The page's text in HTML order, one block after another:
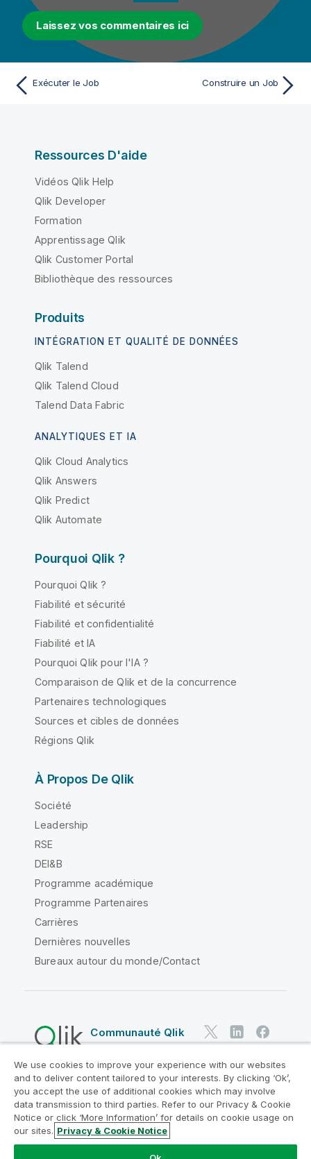
Laissez vos commentaires ici
Exécuter le Job Construire un Job
Ressources D'aide
Vidéos Qlik Help
Qlik Developer
Formation
Apprentissage Qlik
Qlik Customer Portal
Bibliothèque des ressources
Produits
INTÉGRATION ET QUALITÉ DE DONNÉES
Qlik Talend
Qlik Talend Cloud
Talend Data Fabric
ANALYTIQUES ET IA
Qlik Cloud Analytics
Qlik Answers
Qlik Predict
Qlik Automate
Pourquoi Qlik ?
Pourquoi Qlik ?
Fiabilité et sécurité
Fiabilité et confidentialité
Fiabilité et IA
Pourquoi Qlik pour l'IA ?
Comparaison de Qlik et de la concurrence
Partenaires technologiques
Sources et cibles de données
Régions Qlik
À Propos De Qlik
Société
Leadership
RSE
DEI&B
Programme académique
Programme Partenaires
Carrières
Dernières nouvelles
Bureaux autour du monde/Contact
Communauté Qlik
Contrats juridiques
Conditions d'utilisation des produits
Legal Policies
Conditions légales
Conditions d'utilisation
Marques
Do Not Share My Info
We use cookies to improve your experience with our websites
and to deliver content tailored to your interests. By clicking ‘Ok’,
you accept the use of additional cookies which may involve
data transmission to third parties. Refer to our Privacy & Cookie
Notice or click ‘More Information’ for details on cookie usage on
our sites. Privacy & Cookie Notice